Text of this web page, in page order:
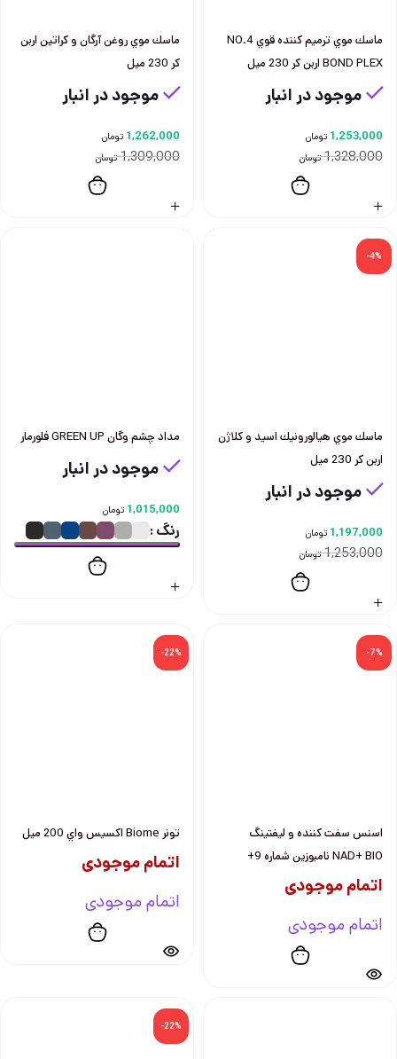
ماسك موي ترميم كننده قوي NO.4
BOND PLEX اربن كر 230 ميل
موجود در انبار
1,328,000 تومان
1,253,000 تومان
ماسك موي روغن آرگان و كراتين اربن
كر 230 ميل
موجود در انبار
1,309,000 تومان
1,262,000 تومان
-4%
ماسك موي هيالورونيك اسيد و كلاژن
اربن كر 230 ميل
موجود در انبار
1,253,000 تومان
1,197,000 تومان
مداد چشم وگان GREEN UP فلورمار
موجود در انبار
1,015,000 تومان
رنگ
-7%
اسنس سفت كننده و ليفتينگ
NAD+ BIO نامبوزين شماره 9+
اتمام موجودی
اتمام موجودی
-22%
تونر Biome اكسيس واي 200 ميل
اتمام موجودی
اتمام موجودی
-22%